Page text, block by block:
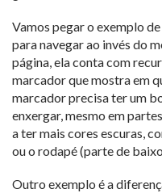
Vamos pegar o exemplo
para navegar ao invés do
página, ela conta com
marcador que mostra em
marcador precisa ter um
enxergar, mesmo em
a ter mais cores escuras,
ou o rodapé (parte de
Outro exemplo é a